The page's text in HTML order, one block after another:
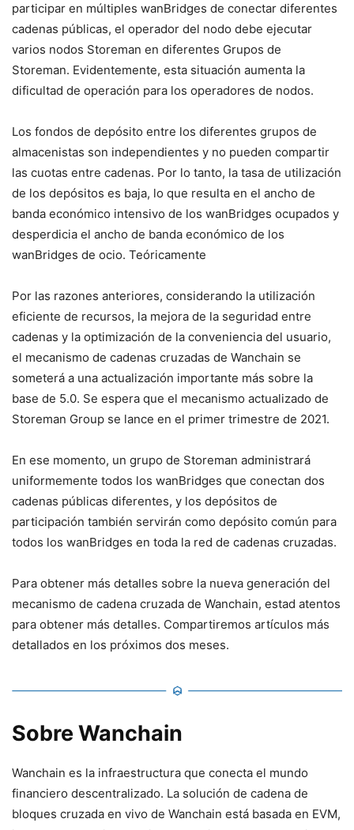
participar en múltiples wanBridges de conectar diferentes
cadenas públicas, el operador del nodo debe ejecutar
varios nodos Storeman en diferentes Grupos de
Storeman. Evidentemente, esta situación aumenta la
dificultad de operación para los operadores de nodos.
Los fondos de depósito entre los diferentes grupos de
almacenistas son independientes y no pueden compartir
las cuotas entre cadenas. Por lo tanto, la tasa de utilización
de los depósitos es baja, lo que resulta en el ancho de
banda económico intensivo de los wanBridges ocupados y
desperdicia el ancho de banda económico de los
wanBridges de ocio. Teóricamente
Por las razones anteriores, considerando la utilización
eficiente de recursos, la mejora de la seguridad entre
cadenas y la optimización de la conveniencia del usuario,
el mecanismo de cadenas cruzadas de Wanchain se
someterá a una actualización importante más sobre la
base de 5.0. Se espera que el mecanismo actualizado de
Storeman Group se lance en el primer trimestre de 2021.
En ese momento, un grupo de Storeman administrará
uniformemente todos los wanBridges que conectan dos
cadenas públicas diferentes, y los depósitos de
participación también servirán como depósito común para
todos los wanBridges en toda la red de cadenas cruzadas.
Para obtener más detalles sobre la nueva generación del
mecanismo de cadena cruzada de Wanchain, estad atentos
para obtener más detalles. Compartiremos artículos más
detallados en los próximos dos meses.
Sobre Wanchain
Wanchain es la infraestructura que conecta el mundo
financiero descentralizado. La solución de cadena de
bloques cruzada en vivo de Wanchain está basada en EVM,